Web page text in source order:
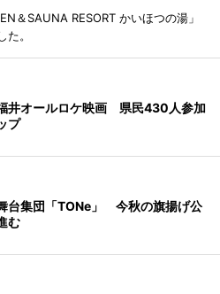
＆SAUNA RESORT かいほつの湯」
。
井オールロケ映画 県民430人参加
プ
台集団「TONe」 今秋の旗揚げ公
む